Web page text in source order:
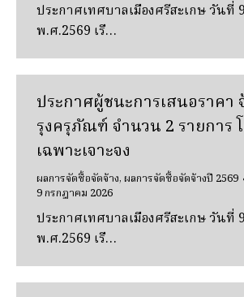
ประกาศเทศบาลเมืองศรีสะเกษ วันที่
พ.ศ.2569 เรื…
ประกาศผู้ชนะการเสนอราคา
รุงครุภัณฑ์ จํานวน 2 รายการ
เฉพาะเจาะจง
ผลการจัดซื้อจัดจ้าง,ผลการจัดซื้อจัดจ้างปี 2569
9 กรกฎาคม 2026
ประกาศเทศบาลเมืองศรีสะเกษ วันที่
พ.ศ.2569 เรื…